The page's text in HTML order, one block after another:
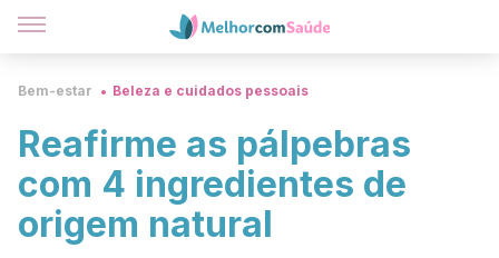
Bem-estar Beleza e cuidados pessoais
Reafirme as pálpebras
com 4 ingredientes de
origem natural